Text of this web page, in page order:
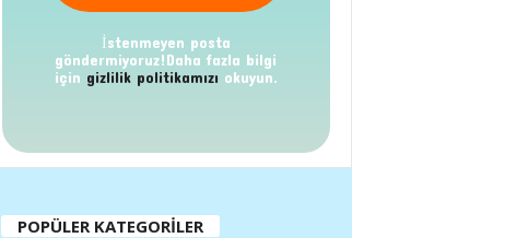
İstenmeyen posta
göndermiyoruz!Daha fazla bilgi
için gizlilik politikamızı okuyun.
POPÜLER KATEGORİLER